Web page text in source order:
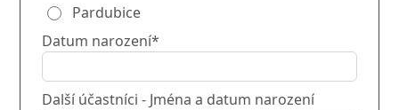
Pardubice
Datum narození*
Další účastníci - Jména a datum narození